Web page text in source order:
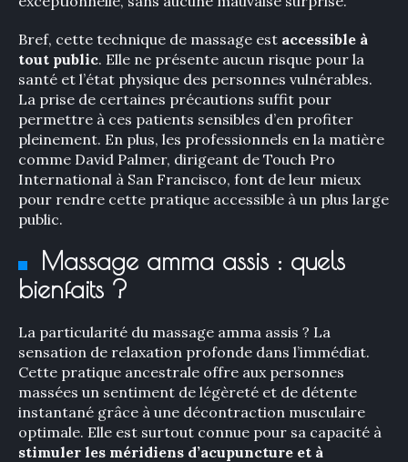
Bref, cette technique de massage est accessible à
tout public. Elle ne présente aucun risque pour la
santé et l’état physique des personnes vulnérables.
La prise de certaines précautions suffit pour
permettre à ces patients sensibles d’en profiter
pleinement. En plus, les professionnels en la matière
comme David Palmer, dirigeant de Touch Pro
International à San Francisco, font de leur mieux
pour rendre cette pratique accessible à un plus large
public.
Massage amma assis : quels
bienfaits ?
La particularité du massage amma assis ? La
sensation de relaxation profonde dans l’immédiat.
Cette pratique ancestrale offre aux personnes
massées un sentiment de légèreté et de détente
instantané grâce à une décontraction musculaire
optimale. Elle est surtout connue pour sa capacité à
stimuler les méridiens d’acupuncture et à